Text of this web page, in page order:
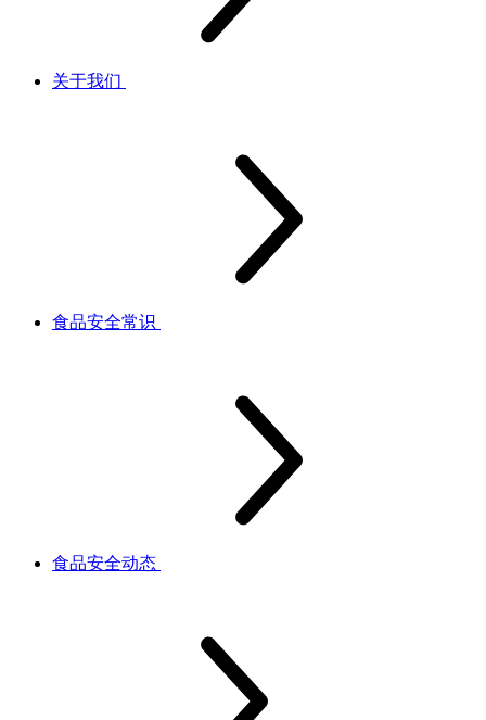
关于我们
食品安全常识
食品安全动态